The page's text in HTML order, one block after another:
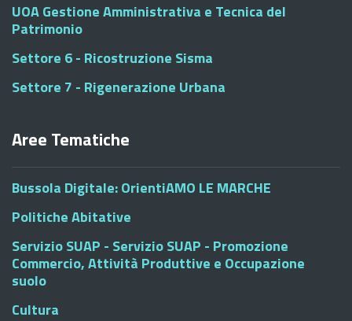
UOA Gestione Amministrativa e Tecnica del
Patrimonio
Settore 6 - Ricostruzione Sisma
Settore 7 - Rigenerazione Urbana
Aree Tematiche
Bussola Digitale: OrientiAMO LE MARCHE
Politiche Abitative
Servizio SUAP - Servizio SUAP - Promozione
Commercio, Attività Produttive e Occupazione
suolo
Cultura